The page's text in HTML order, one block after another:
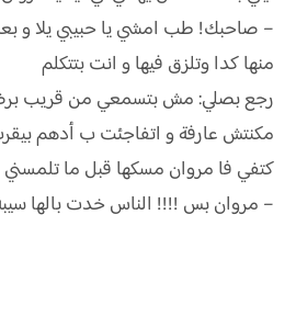
– صاحبك! طب امشي يا حبيبي يلا و
منها كدا وتلزق فيها و انت بتتكلم
رجع بصلي: مش بتسمعي من قريب برضو
مكنتش عارفة و اتفاجئت ب أدهم
كتفي فا مروان مسكها قبل ما
– مروان بس !!!! الناس خدت بالها